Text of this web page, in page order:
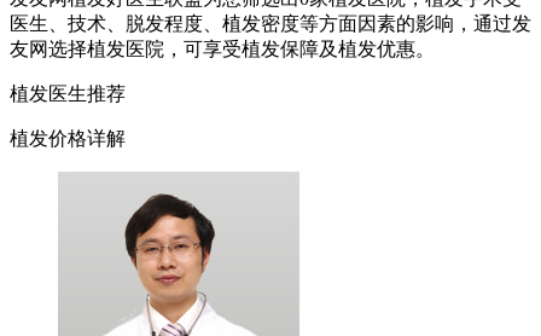
医生、技术、脱发程度、植发密度等方面因素的影响，通过发
友网选择植发医院，可享受植发保障及植发优惠。
植发医生推荐
植发价格详解